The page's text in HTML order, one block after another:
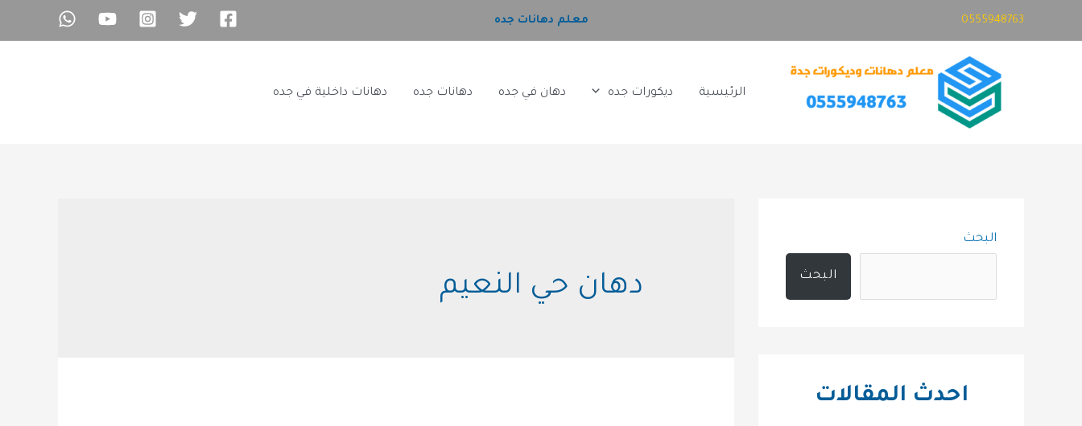
0555948763 معلم دهانات جده
الرئيسية ديكورات جده دهان في جده دهانات جده دهانات داخلية في جده
البحث
البحث
احدث المقالات
دهان حي النعيم